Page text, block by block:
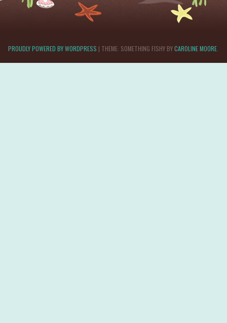
PROUDLY POWERED BY WORDPRESS | THEME: SOMETHING FISHY BYCAROLINE MOORE